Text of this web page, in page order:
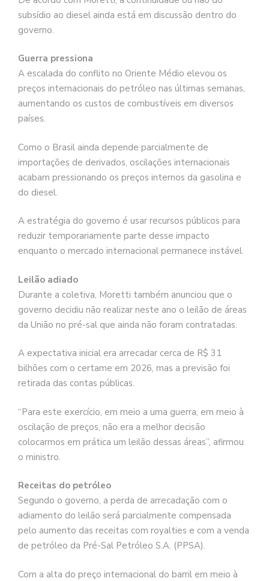
subsídio ao diesel ainda está em discussão dentro do
governo.
Guerra pressiona
A escalada do conflito no Oriente Médio elevou os
preços internacionais do petróleo nas últimas semanas,
aumentando os custos de combustíveis em diversos
países.
Como o Brasil ainda depende parcialmente de
importações de derivados, oscilações internacionais
acabam pressionando os preços internos da gasolina e
do diesel.
A estratégia do governo é usar recursos públicos para
reduzir temporariamente parte desse impacto
enquanto o mercado internacional permanece instável.
Leilão adiado
Durante a coletiva, Moretti também anunciou que o
governo decidiu não realizar neste ano o leilão de áreas
da União no pré-sal que ainda não foram contratadas.
A expectativa inicial era arrecadar cerca de R$ 31
bilhões com o certame em 2026, mas a previsão foi
retirada das contas públicas.
“Para este exercício, em meio a uma guerra, em meio à
oscilação de preços, não era a melhor decisão
colocarmos em prática um leilão dessas áreas”, afirmou
o ministro.
Receitas do petróleo
Segundo o governo, a perda de arrecadação com o
adiamento do leilão será parcialmente compensada
pelo aumento das receitas com royalties e com a venda
de petróleo da Pré-Sal Petróleo S.A. (PPSA).
Com a alta do preço internacional do barril em meio à